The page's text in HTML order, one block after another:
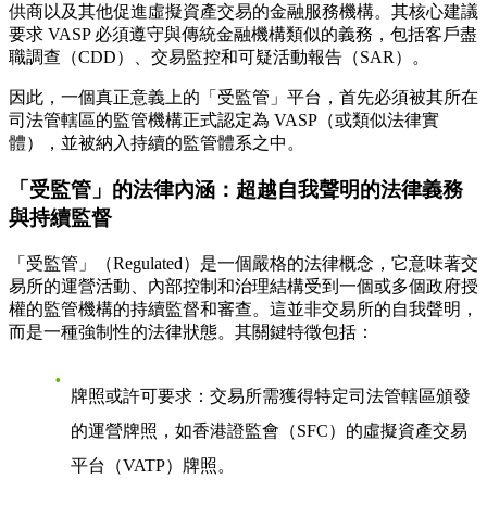
供商以及其他促進虛擬資產交易的金融服務機構。其核心建議
要求 VASP 必須遵守與傳統金融機構類似的義務，包括客戶盡
職調查（CDD）、交易監控和可疑活動報告（SAR）。
因此，一個真正意義上的「受監管」平台，首先必須被其所在
司法管轄區的監管機構正式認定為 VASP（或類似法律實
體），並被納入持續的監管體系之中。
「受監管」的法律內涵：超越自我聲明的法律義務
與持續監督
「受監管」（Regulated）是一個嚴格的法律概念，它意味著交
易所的運營活動、內部控制和治理結構受到一個或多個政府授
權的監管機構的持續監督和審查。這並非交易所的自我聲明，
而是一種強制性的法律狀態。其關鍵特徵包括：
牌照或許可要求 ：交易所需獲得特定司法管轄區頒發
的運營牌照，如香港證監會（SFC）的虛擬資產交易
平台（VATP）牌照。